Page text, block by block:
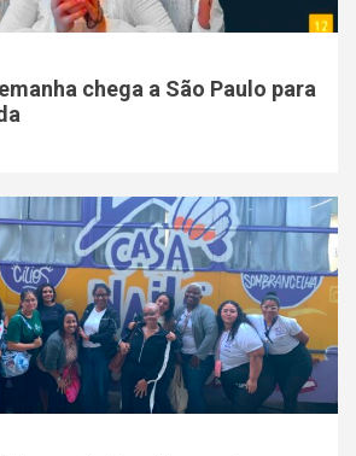
chega a São Paulo para